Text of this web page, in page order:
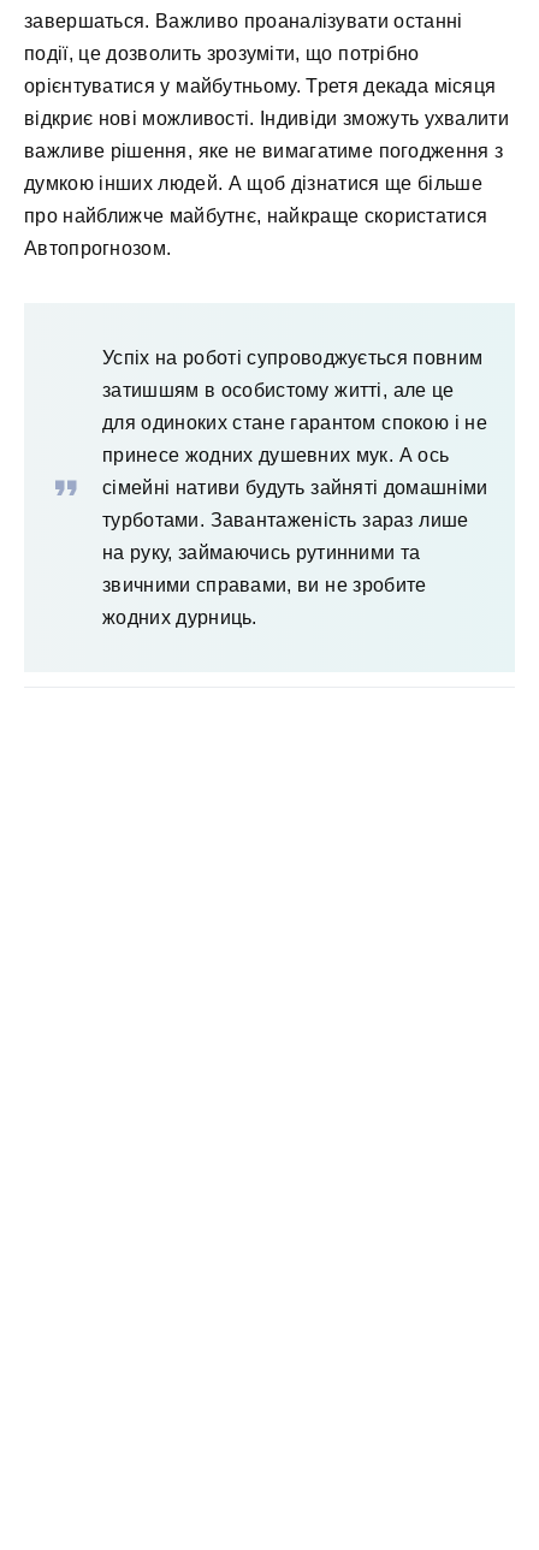
завершаться. Важливо проаналізувати останні
події, це дозволить зрозуміти, що потрібно
орієнтуватися у майбутньому. Третя декада місяця
відкриє нові можливості. Індивіди зможуть ухвалити
важливе рішення, яке не вимагатиме погодження з
думкою інших людей. А щоб дізнатися ще більше
про найближче майбутнє, найкраще скористатися
Автопрогнозом.
Успіх на роботі супроводжується повним
затишшям в особистому житті, але це
для одиноких стане гарантом спокою і не
принесе жодних душевних мук. А ось
сімейні нативи будуть зайняті домашніми
турботами. Завантаженість зараз лише
на руку, займаючись рутинними та
звичними справами, ви не зробите
жодних дурниць.